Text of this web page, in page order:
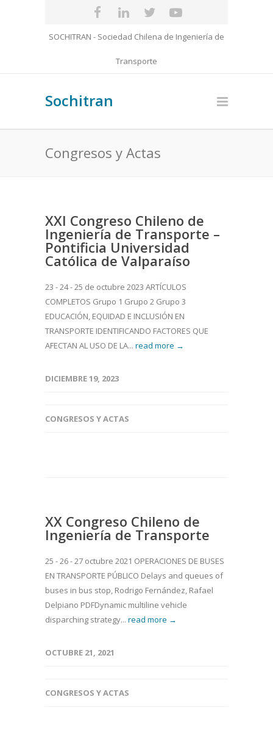
SOCHITRAN - Sociedad Chilena de Ingeniería de
Transporte
Sochitran
Congresos y Actas
XXI Congreso Chileno de
Ingeniería de Transporte –
Pontificia Universidad
Católica de Valparaíso
23 - 24 - 25 de octubre 2023 ARTÍCULOS
COMPLETOS Grupo 1 Grupo 2 Grupo 3
EDUCACIÓN, EQUIDAD E INCLUSIÓN EN
TRANSPORTE IDENTIFICANDO FACTORES QUE
AFECTAN AL USO DE LA... read more →
DICIEMBRE 19, 2023
CONGRESOS Y ACTAS
XX Congreso Chileno de
Ingeniería de Transporte
25 - 26 - 27 octubre 2021 OPERACIONES DE BUSES
EN TRANSPORTE PÚBLICO Delays and queues of
buses in bus stop, Rodrigo Fernández, Rafael
Delpiano PDFDynamic multiline vehicle
disparching strategy... read more →
OCTUBRE 21, 2021
CONGRESOS Y ACTAS